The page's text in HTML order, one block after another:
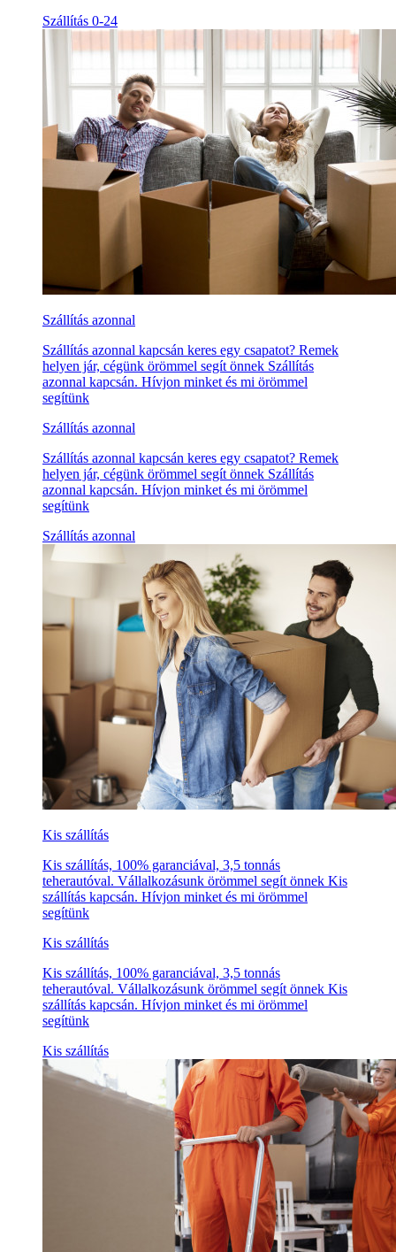
Szállítás 0-24
Szállítás azonnal
Szállítás azonnal kapcsán keres egy csapatot? Remek
helyen jár, cégünk örömmel segít önnek Szállítás
azonnal kapcsán. Hívjon minket és mi örömmel
segítünk
Szállítás azonnal
Szállítás azonnal kapcsán keres egy csapatot? Remek
helyen jár, cégünk örömmel segít önnek Szállítás
azonnal kapcsán. Hívjon minket és mi örömmel
segítünk
Szállítás azonnal
Kis szállítás
Kis szállítás, 100% garanciával, 3,5 tonnás
teherautóval. Vállalkozásunk örömmel segít önnek Kis
szállítás kapcsán. Hívjon minket és mi örömmel
segítünk
Kis szállítás
Kis szállítás, 100% garanciával, 3,5 tonnás
teherautóval. Vállalkozásunk örömmel segít önnek Kis
szállítás kapcsán. Hívjon minket és mi örömmel
segítünk
Kis szállítás